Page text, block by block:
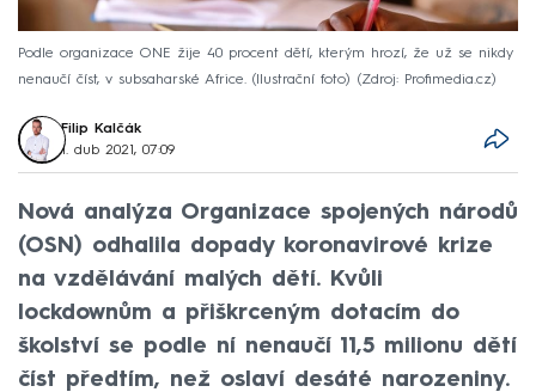
Podle organizace ONE žije 40 procent dětí, kterým hrozí, že už se nikdy
nenaučí číst, v subsaharské Africe. (Ilustrační foto)
Zdroj: Profimedia.cz
Filip Kalčák
1. dub 2021, 07:09
Nová analýza Organizace spojených národů
(OSN) odhalila dopady koronavirové krize
na vzdělávání malých dětí. Kvůli
lockdownům a přiškrceným dotacím do
školství se podle ní nenaučí 11,5 milionu dětí
číst předtím, než oslaví desáté narozeniny.